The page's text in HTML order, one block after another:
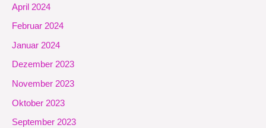
April 2024
Februar 2024
Januar 2024
Dezember 2023
November 2023
Oktober 2023
September 2023